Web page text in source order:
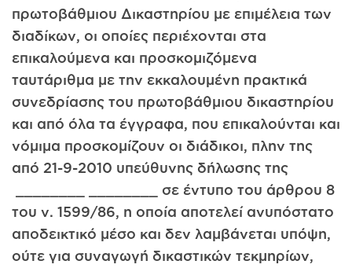
πρωτοβάθμιου Δικαστηρίου με επιμέλεια των
διαδίκων, οι οποίες περιέχονται στα
επικαλούμενα και προσκομιζόμενα
ταυτάριθμα με την εκκαλουμένη πρακτικά
συνεδρίασης του πρωτοβάθμιου δικαστηρίου
και από όλα τα έγγραφα, που επικαλούνται και
νόμιμα προσκομίζουν οι διάδικοι, πλην της
από 21-9-2010 υπεύθυνης δήλωσης της
________ ________ σε έντυπο του άρθρου 8
του ν. 1599/86, η οποία αποτελεί ανυπόστατο
αποδεικτικό μέσο και δεν λαμβάνεται υπόψη,
ούτε για συναγωγή δικαστικών τεκμηρίων,